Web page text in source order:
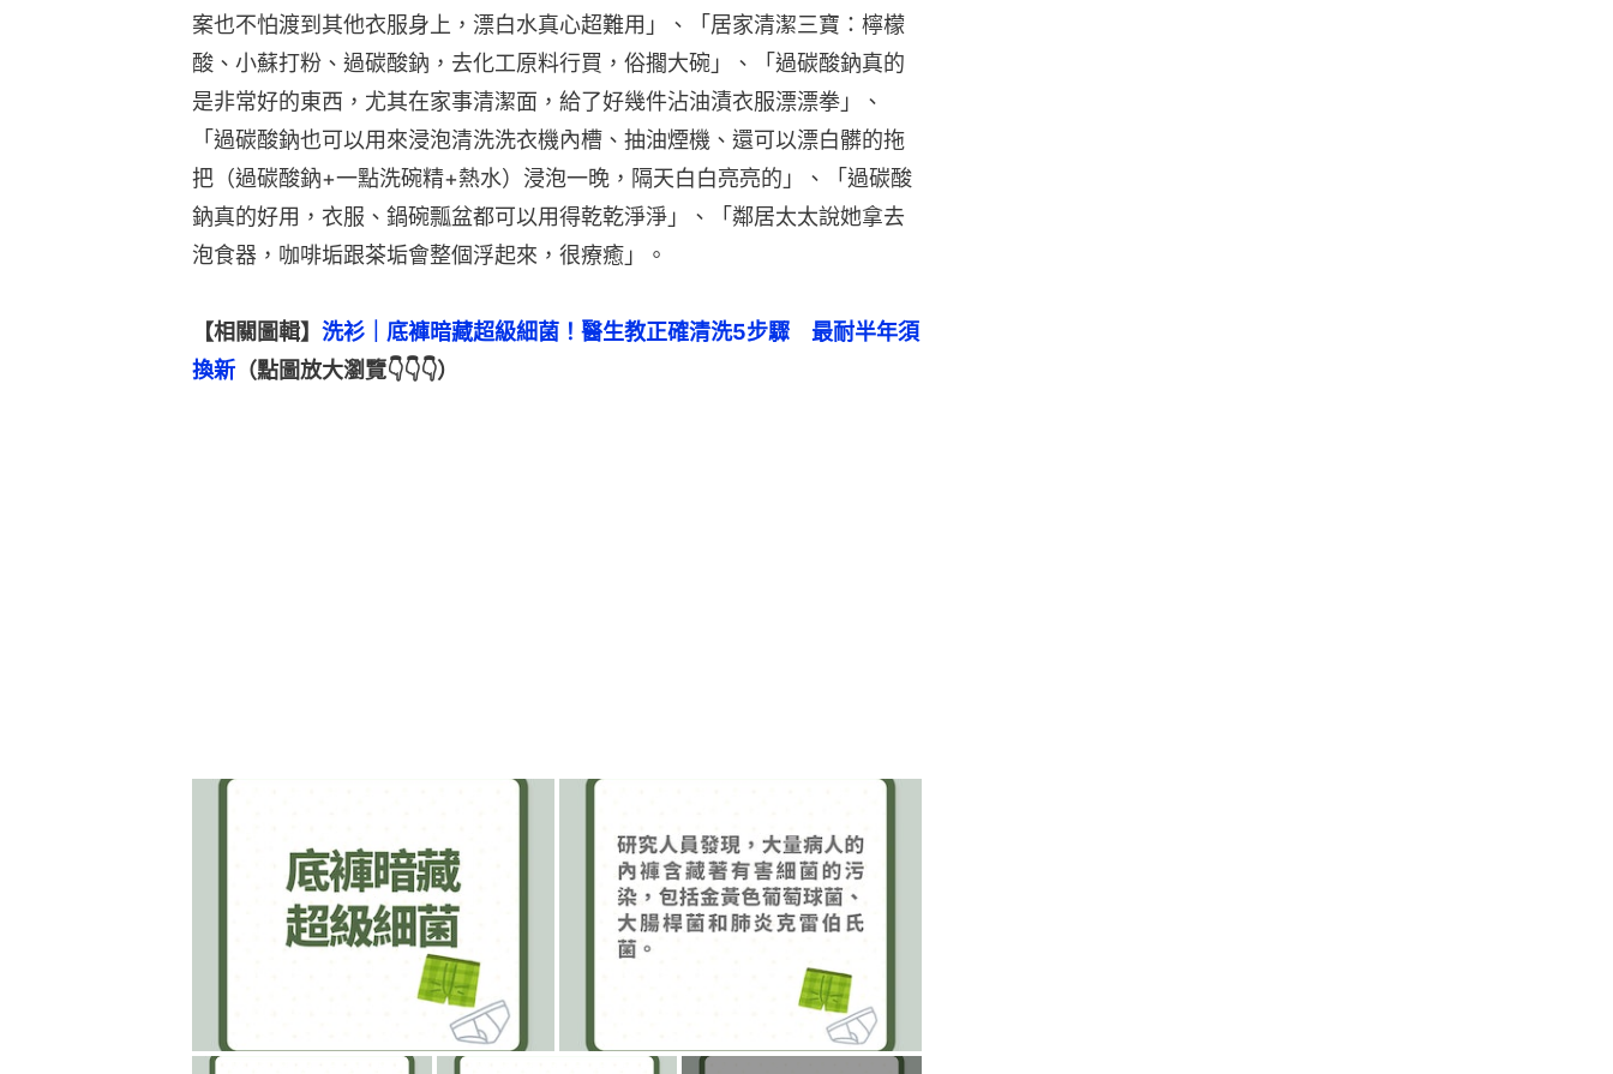
案也不怕渡到其他衣服身上，漂白水真心超難用」、「居家清潔三寶：檸檬
酸、小蘇打粉、過碳酸鈉，去化工原料行買，俗擱大碗」、「過碳酸鈉真的
是非常好的東西，尤其在家事清潔面，給了好幾件沾油漬衣服漂漂拳」、
「過碳酸鈉也可以用來浸泡清洗洗衣機內槽、抽油煙機、還可以漂白髒的拖
把（過碳酸鈉+一點洗碗精+熱水）浸泡一晚，隔天白白亮亮的」、「過碳酸
鈉真的好用，衣服、鍋碗瓢盆都可以用得乾乾淨淨」、「鄰居太太說她拿去
泡食器，咖啡垢跟茶垢會整個浮起來，很療癒」。
【相關圖輯】 洗衫｜底褲暗藏超級細菌！醫生教正確清洗5步驟　最耐半年須
換新 （點圖放大瀏覽👇👇👇）